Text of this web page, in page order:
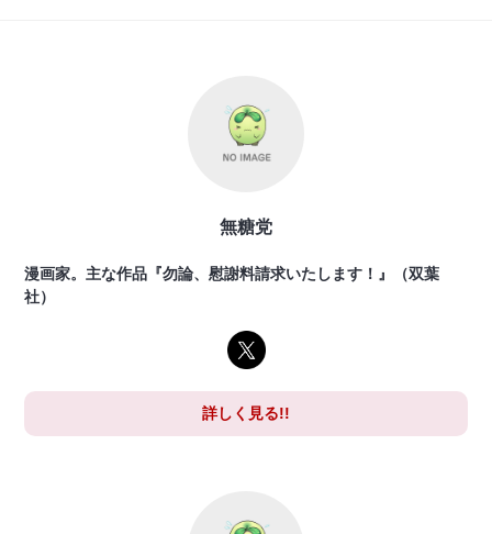
無糖党
漫画家。主な作品『勿論、慰謝料請求いたします！』（双葉
社）
詳しく見る!!